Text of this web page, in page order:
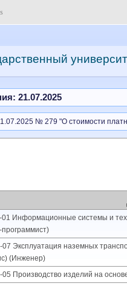
21.07.2025
№ 279 "О стоимости
01 Информационные системы и
Эксплуатация наземных
(Инженер)
Производство изделий на